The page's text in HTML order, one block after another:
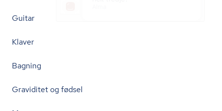
Guitar
Klaver
Bagning
Graviditet og fødsel